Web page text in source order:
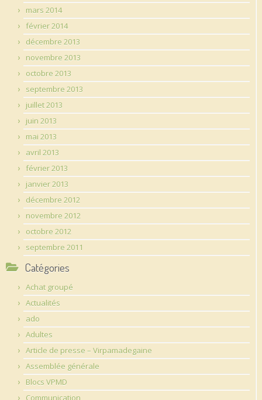
mars 2014
février 2014
décembre 2013
novembre 2013
octobre 2013
septembre 2013
juillet 2013
juin 2013
mai 2013
avril 2013
février 2013
janvier 2013
décembre 2012
novembre 2012
octobre 2012
septembre 2011
Catégories
Achat groupé
Actualités
ado
Adultes
Article de presse – Virpamadegaine
Assemblée générale
Blocs VPMD
Communication